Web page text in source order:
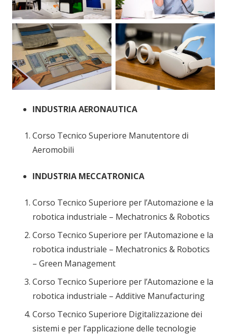
INDUSTRIA AERONAUTICA
Corso Tecnico Superiore Manutentore di
Aeromobili
INDUSTRIA MECCATRONICA
Corso Tecnico Superiore per l’Automazione e la
robotica industriale – Mechatronics & Robotics
Corso Tecnico Superiore per l’Automazione e la
robotica industriale – Mechatronics & Robotics
– Green Management
Corso Tecnico Superiore per l’Automazione e la
robotica industriale – Additive Manufacturing
Corso Tecnico Superiore Digitalizzazione dei
sistemi e per l’applicazione delle tecnologie